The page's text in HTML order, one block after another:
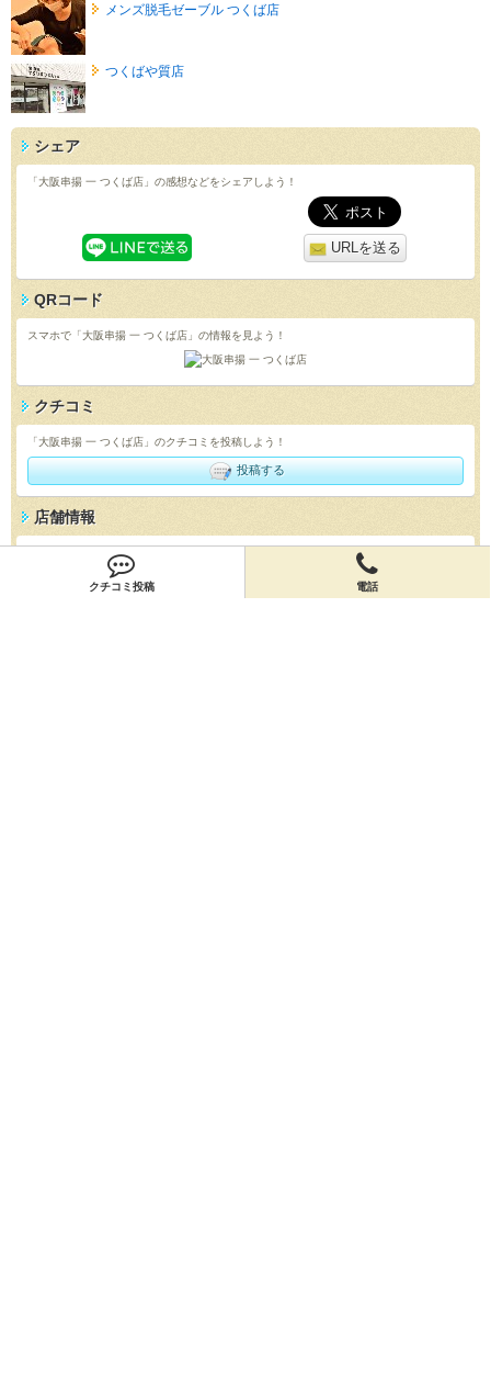
クチコミ投稿 電話
メンズ脱毛ゼーブル つくば店
つくばや質店
シェア
「大阪串揚 一 つくば店」の感想などをシェアしよう！
URLを送る
QRコード
スマホで「大阪串揚 一 つくば店」の情報を見よう！
クチコミ
「大阪串揚 一 つくば店」のクチコミを投稿しよう！
投稿する
店舗情報
「大阪串揚 一 つくば店」の店舗情報を編集しよう！